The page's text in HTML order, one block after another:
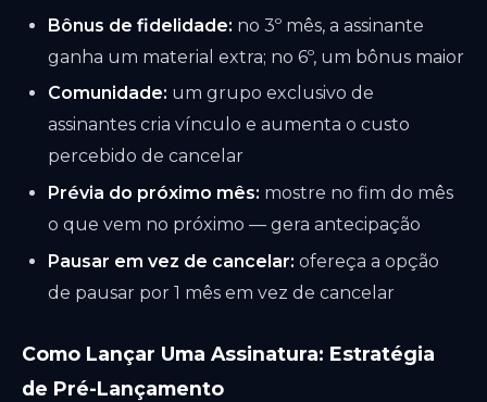
Bônus de fidelidade: no 3º mês, a assinante
ganha um material extra; no 6º, um bônus maior
Comunidade: um grupo exclusivo de
assinantes cria vínculo e aumenta o custo
percebido de cancelar
Prévia do próximo mês: mostre no fim do mês
o que vem no próximo — gera antecipação
Pausar em vez de cancelar: ofereça a opção
de pausar por 1 mês em vez de cancelar
Como Lançar Uma Assinatura: Estratégia
de Pré-Lançamento